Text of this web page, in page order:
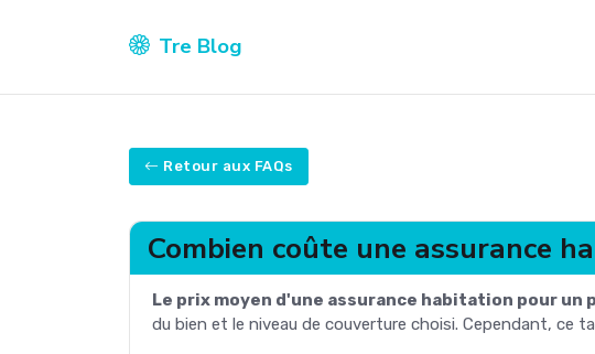
Tre Blog
Retour aux FAQs
Combien coûte une assurance
Le prix moyen d'une assurance habitation pour
du bien et le niveau de couverture choisi. Cependant,